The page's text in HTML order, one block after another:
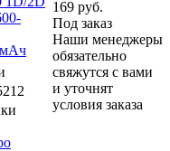
169 руб.
Под заказ
Наши менеджеры
обязательно
свяжутся с вами
и уточнят
условия заказа